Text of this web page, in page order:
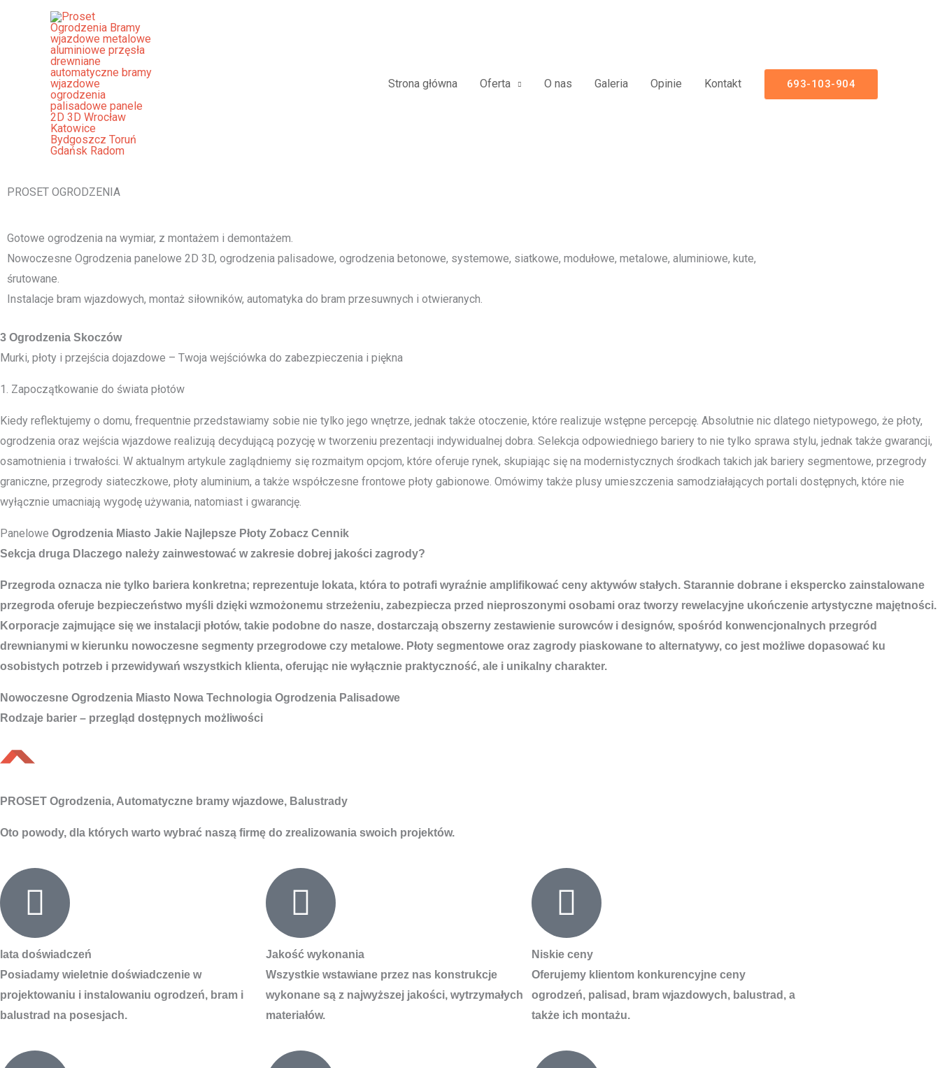
Strona główna Oferta O nas Galeria Opinie Kontakt 693-103-904
Ogrodzenia Skoczów Bramy Wjazdowe Furtki Płoty Metalowe Aluminiowe Nowoczesne Panelowe
Palisadowe Stalowe Frontowe
[smartslider3 slider="2"]
PROSET OGRODZENIA
Gotowe ogrodzenia na wymiar, z montażem i demontażem.
Nowoczesne Ogrodzenia panelowe 2D 3D, ogrodzenia palisadowe, ogrodzenia betonowe, systemowe, siatkowe, modułowe, metalowe, aluminiowe, kute,
śrutowane.
Instalacje bram wjazdowych, montaż siłowników, automatyka do bram przesuwnych i otwieranych.
3 Ogrodzenia Skoczów
Murki, płoty i przejścia dojazdowe – Twoja wejściówka do zabezpieczenia i piękna
1. Zapoczątkowanie do świata płotów
Kiedy reflektujemy o domu, frequentnie przedstawiamy sobie nie tylko jego wnętrze, jednak także otoczenie, które realizuje wstępne percepcję. Absolutnie nic dlatego nietypowego, że płoty,
ogrodzenia oraz wejścia wjazdowe realizują decydującą pozycję w tworzeniu prezentacji indywidualnej dobra. Selekcja odpowiedniego bariery to nie tylko sprawa stylu, jednak także gwarancji,
osamotnienia i trwałości. W aktualnym artykule zaglądniemy się rozmaitym opcjom, które oferuje rynek, skupiając się na modernistycznych środkach takich jak bariery segmentowe, przegrody
graniczne, przegrody siateczkowe, płoty aluminium, a także współczesne frontowe płoty gabionowe. Omówimy także plusy umieszczenia samodziałających portali dostępnych, które nie
wyłącznie umacniają wygodę używania, natomiast i gwarancję.
Panelowe Ogrodzenia Miasto Jakie Najlepsze Płoty Zobacz Cennik
Sekcja druga Dlaczego należy zainwestować w zakresie dobrej jakości zagrody?
Przegroda oznacza nie tylko bariera konkretna; reprezentuje lokata, która to potrafi wyraźnie amplifikować ceny aktywów stałych. Starannie dobrane i ekspercko zainstalowane
przegroda oferuje bezpieczeństwo myśli dzięki wzmożonemu strzeżeniu, zabezpiecza przed nieproszonymi osobami oraz tworzy rewelacyjne ukończenie artystyczne majętności.
Korporacje zajmujące się we instalacji płotów, takie podobne do nasze, dostarczają obszerny zestawienie surowców i designów, spośród konwencjonalnych przegród
drewnianymi w kierunku nowoczesne segmenty przegrodowe czy metalowe. Płoty segmentowe oraz zagrody piaskowane to alternatywy, co jest możliwe dopasować ku
osobistych potrzeb i przewidywań wszystkich klienta, oferując nie wyłącznie praktyczność, ale i unikalny charakter.
Nowoczesne Ogrodzenia Miasto Nowa Technologia Ogrodzenia Palisadowe
Rodzaje barier – przegląd dostępnych możliwości
PROSET Ogrodzenia, Automatyczne bramy wjazdowe, Balustrady
Oto powody, dla których warto wybrać naszą firmę do zrealizowania swoich projektów.
lata doświadczeń
Posiadamy wieletnie doświadczenie w
projektowaniu i instalowaniu ogrodzeń, bram i
balustrad na posesjach.
Jakość wykonania
Wszystkie wstawiane przez nas konstrukcje
wykonane są z najwyższej jakości, wytrzymałych
materiałów.
Niskie ceny
Oferujemy klientom konkurencyjne ceny
ogrodzeń, palisad, bram wjazdowych, balustrad, a
także ich montażu.